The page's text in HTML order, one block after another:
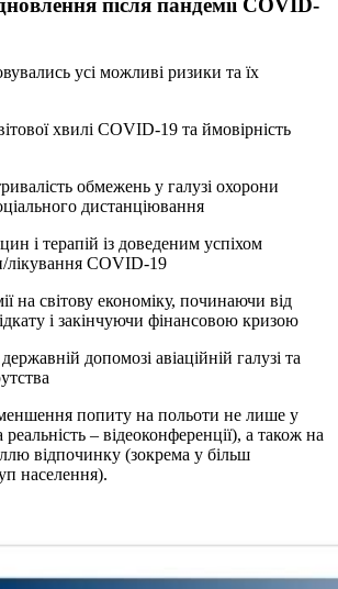
після пандемії COVID-
усі можливі ризики та їх
хвилі COVID-19 та ймовірність
обмежень у галузі охорони
дистанціювання
і терапій із доведеним успіхом
лікування COVID-19
на світову економіку, починаючи від
і закінчуючи фінансовою кризою
допомозі авіаційній галузі та
попиту на польоти не лише у
– відеоконференції), а також на
відпочинку (зокрема у більш
населення).